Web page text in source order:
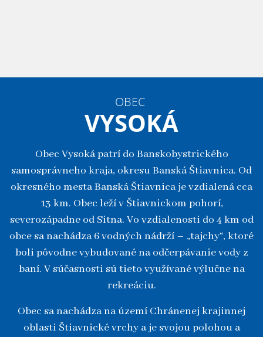
OBEC
VYSOKÁ
Obec Vysoká patrí do Banskobystrického
samosprávneho kraja, okresu Banská Štiavnica. Od
okresného mesta Banská Štiavnica je vzdialená cca
13 km. Obec leží v Štiavnickom pohorí,
severozápadne od Sitna. Vo vzdialenosti do 4 km od
obce sa nachádza 6 vodných nádrží – „tajchy“, ktoré
boli pôvodne vybudované na odčerpávanie vody z
baní. V súčasnosti sú tieto využívané výlučne na
rekreáciu.
Obec sa nachádza na území Chránenej krajinnej
oblasti Štiavnické vrchy a je svojou polohou a